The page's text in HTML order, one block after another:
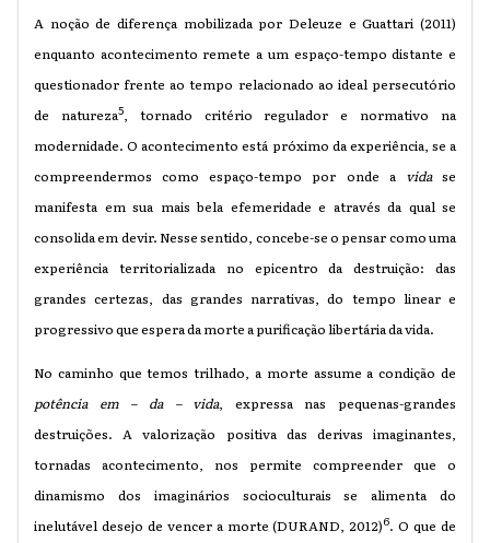
A noção de diferença mobilizada por Deleuze e Guattari (2011)
enquanto acontecimento remete a um espaço-tempo distante e
questionador frente ao tempo relacionado ao ideal persecutório
de natureza5, tornado critério regulador e normativo na
modernidade. O acontecimento está próximo da experiência, se a
compreendermos como espaço-tempo por onde a vidase
manifesta em sua mais bela efemeridade e através da qual se
consolida em devir. Nesse sentido, concebe-se o pensar como uma
experiência territorializada no epicentro da destruição: das
grandes certezas, das grandes narrativas, do tempo linear e
progressivo que espera da morte a purificação libertária da vida.
No caminho que temos trilhado, a morte assume a condição de
potência em – da – vida, expressa nas pequenas-grandes
destruições. A valorização positiva das derivas imaginantes,
tornadas acontecimento, nos permite compreender que o
dinamismo dos imaginários socioculturais se alimenta do
inelutável desejo de vencer a morte (DURAND, 2012)6. O que de